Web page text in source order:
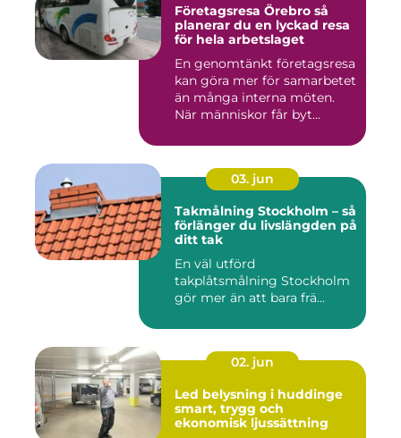
Företagsresa Örebro så
planerar du en lyckad resa
för hela arbetslaget
En genomtänkt företagsresa
kan göra mer för samarbetet
än många interna möten.
När människor får byt...
03. jun
Takmålning Stockholm – så
förlänger du livslängden på
ditt tak
En väl utförd
takplåtsmålning Stockholm
gör mer än att bara frä...
02. jun
Led belysning i huddinge
smart, trygg och
ekonomisk ljussättning